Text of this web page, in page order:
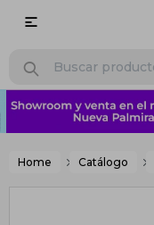

Home Catálogo